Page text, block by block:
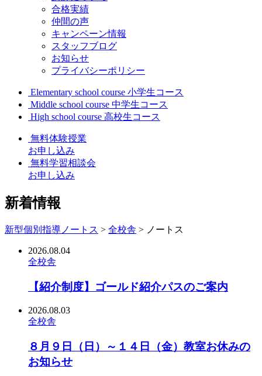
合格実績
仲間の声
キャンペーン情報
スタッフブログ
お知らせ
プライバシーポリシー
Elementary school course 小学生コース
Middle school course 中学生コース
High school course 高校生コース
無料体験授業
お申し込み
無料学習相談会
お申し込み
新着情報
新型個別指導ノートス > 全校舎 > ノートス
2026.08.04
全校舎
【紹介制度】ゴールド紹介パスのご案内
2026.08.03
全校舎
８月９日（日）～１４日（金）教室お休みの
お知らせ